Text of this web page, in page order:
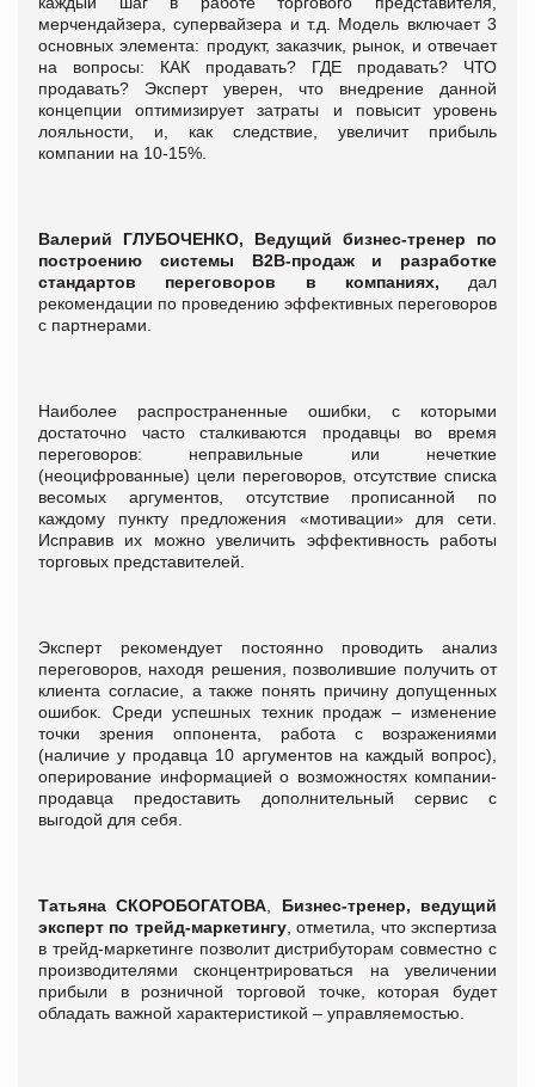
мерчендайзера, супервайзера и т.д. Модель включает 3
основных элемента: продукт, заказчик, рынок, и отвечает
на вопросы: КАК продавать? ГДЕ продавать? ЧТО
продавать? Эксперт уверен, что внедрение данной
концепции оптимизирует затраты и повысит уровень
лояльности, и, как следствие, увеличит прибыль
компании на 10-15%.
Валерий ГЛУБОЧЕНКО, Ведущий бизнес-тренер по
построению системы B2B-продаж и разработке
стандартов переговоров в компаниях, дал
рекомендации по проведению эффективных переговоров
с партнерами.
Наиболее распространенные ошибки, с которыми
достаточно часто сталкиваются продавцы во время
переговоров: неправильные или нечеткие
(неоцифрованные) цели переговоров, отсутствие списка
весомых аргументов, отсутствие прописанной по
каждому пункту предложения «мотивации» для сети.
Исправив их можно увеличить эффективность работы
торговых представителей.
Эксперт рекомендует постоянно проводить анализ
переговоров, находя решения, позволившие получить от
клиента согласие, а также понять причину допущенных
ошибок. Среди успешных техник продаж – изменение
точки зрения оппонента, работа с возражениями
(наличие у продавца 10 аргументов на каждый вопрос),
оперирование информацией о возможностях компании-
продавца предоставить дополнительный сервис с
выгодой для себя.
Татьяна СКОРОБОГАТОВА
Бизнес-тренер, ведущий
эксперт по трейд-маркетингу, отметила, что экспертиза
в трейд-маркетинге позволит дистрибуторам совместно с
производителями сконцентрироваться на увеличении
прибыли в розничной торговой точке, которая будет
обладать важной характеристикой – управляемостью.